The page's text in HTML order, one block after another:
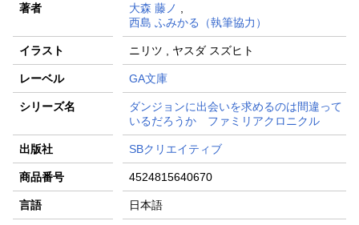
著者 大森 藤ノ
西島 ふみかる（執筆協力）
イラスト ニリツ , ヤスダ スズヒト
レーベル GA文庫
シリーズ名
ダンジョンに出会いを求めるのは間違って
いるだろうか ファミリアクロニクル
出版社 SBクリエイティブ
商品番号 4524815640670
言語 日本語